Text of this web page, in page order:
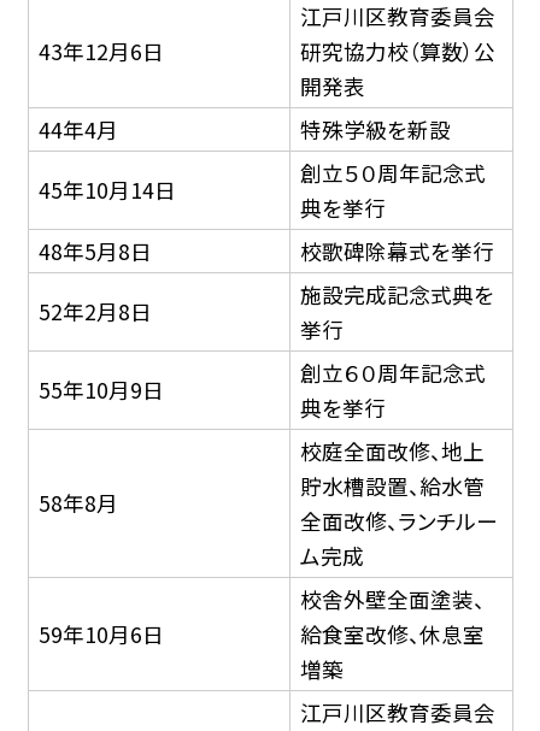
43年12月6日
江戸川区教育委員会
研究協力校（算数）公
開発表
44年4月
特殊学級を新設
45年10月14日
創立５０周年記念式
典を挙行
48年5月8日
校歌碑除幕式を挙行
52年2月8日
施設完成記念式典を
挙行
55年10月9日
創立６０周年記念式
典を挙行
58年8月
校庭全面改修、地上
貯水槽設置、給水管
全面改修、ランチルー
ム完成
59年10月6日
校舎外壁全面塗装、
給食室改修、休息室
増築
江戸川区教育委員会